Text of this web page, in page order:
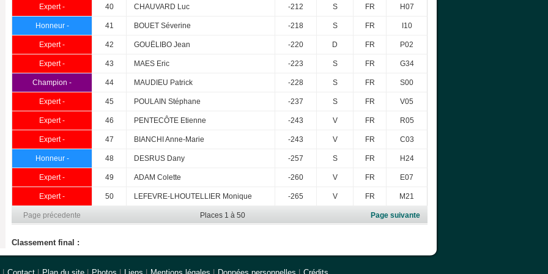
Expert - 40 CHAUVARD Luc -212 S FR H07
Honneur - 41 BOUET Séverine -218 S FR I10
Expert - 42 GOUËLIBO Jean -220 D FR P02
Expert - 43 MAES Eric -223 S FR G34
Champion - 44 MAUDIEU Patrick -228 S FR S00
Expert - 45 POULAIN Stéphane -237 S FR V05
Expert - 46 PENTECÔTE Etienne -243 V FR R05
Expert - 47 BIANCHI Anne-Marie -243 V FR C03
Honneur - 48 DESRUS Dany -257 S FR H24
Expert - 49 ADAM Colette -260 V FR E07
Expert - 50 LEFEVRE-LHOUTELLIER Monique -265 V FR M21
Page précedente Places 1 à 50 Page suivante
Classement final :